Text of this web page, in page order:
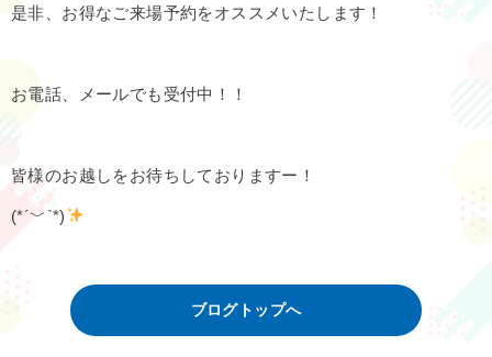
是非、お得なご来場予約をオススメいたします！
お電話、メールでも受付中！！
皆様のお越しをお待ちしておりますー！
(*´﹀`*)
ブログトップへ